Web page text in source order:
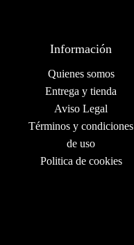
Información
Quienes somos
Entrega y tienda
Aviso Legal
Términos y condiciones
de uso
Politica de cookies